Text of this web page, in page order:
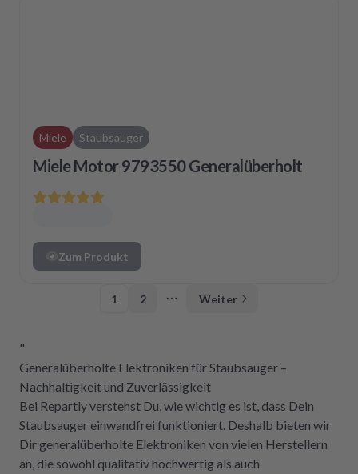
Miele Staubsauger
Miele Motor 9793550 Generalüberholt
Zum Produkt
1 2
More pages
Weiter
"
Generalüberholte Elektroniken für Staubsauger –
Nachhaltigkeit und Zuverlässigkeit
Bei Repartly verstehst Du, wie wichtig es ist, dass Dein
Staubsauger einwandfrei funktioniert. Deshalb bieten wir
Dir generalüberholte Elektroniken von vielen Herstellern
an, die sowohl qualitativ hochwertig als auch